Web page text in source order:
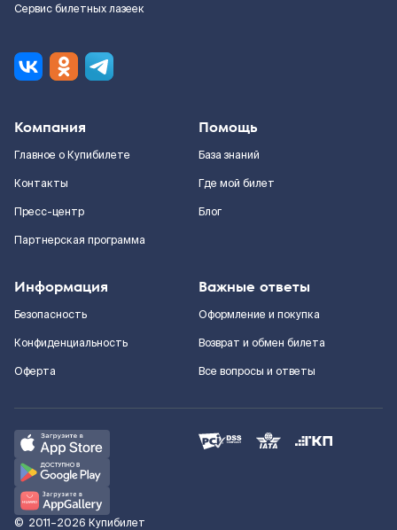
Сервис билетных лазеек
Компания
Главное о Купибилете
Контакты
Пресс-центр
Партнерская программа
Помощь
База знаний
Где мой билет
Блог
Информация
Безопасность
Конфиденциальность
Оферта
Важные ответы
Оформление и покупка
Возврат и обмен билета
Все вопросы и ответы
© 2011–2026 Купибилет